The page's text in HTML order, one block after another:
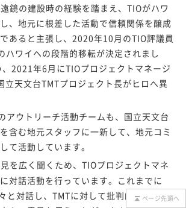
鏡の建設時の経験を踏まえ、TIOがハワ
、地元に根差した活動で信頼関係を醸成
あると主張し、2020年10月のTIO評議員
ハワイへの段階的移転が決定されまし
2021年6月にTIOプロジェクトマネージ
立天文台TMTプロジェクト長がヒロへ異
アウトリーチ活動チームも、国立天文台
含む地元スタッフに一新して、地元コミ
て活動しています。
を広く聞くため、TIOプロジェクトマネ
対話活動を行っています。これまでに
と対話し、TMTに対して批判的な人々や
ページ先頭へ